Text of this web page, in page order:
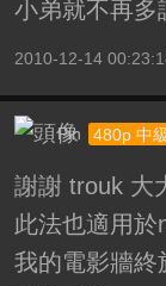
小弟就不再多
2010-12-14
Pin 480p 中級
謝謝 trouk 大
此法也適用於
我的電影牆終